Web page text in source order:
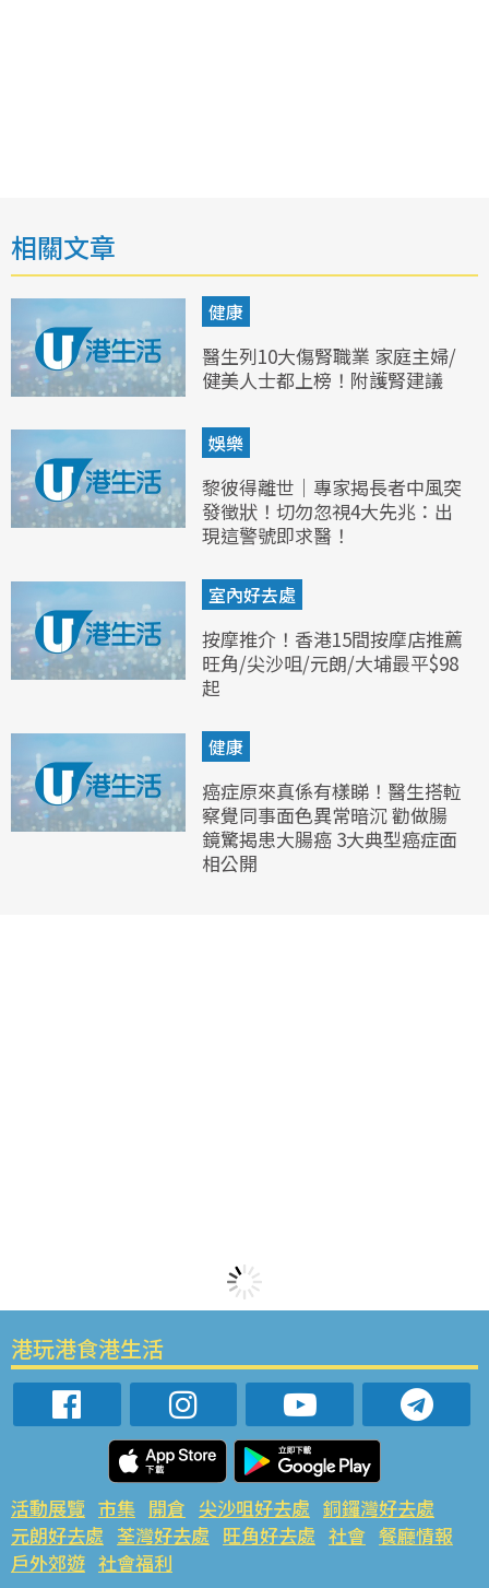
相關文章
健康
醫生列10大傷腎職業 家庭主婦/
健美人士都上榜！附護腎建議
娛樂
黎彼得離世｜專家揭長者中風突
發徵狀！切勿忽視4大先兆：出
現這警號即求醫！
室內好去處
按摩推介！香港15間按摩店推薦
旺角/尖沙咀/元朗/大埔最平$98
起
健康
癌症原來真係有樣睇！醫生搭𨋢
察覺同事面色異常暗沉 勸做腸
鏡驚揭患大腸癌 3大典型癌症面
相公開
港玩港食港生活
活動展覽 市集 開倉 尖沙咀好去處 銅鑼灣好去處
元朗好去處 荃灣好去處 旺角好去處 社會 餐廳情報
戶外郊遊 社會福利